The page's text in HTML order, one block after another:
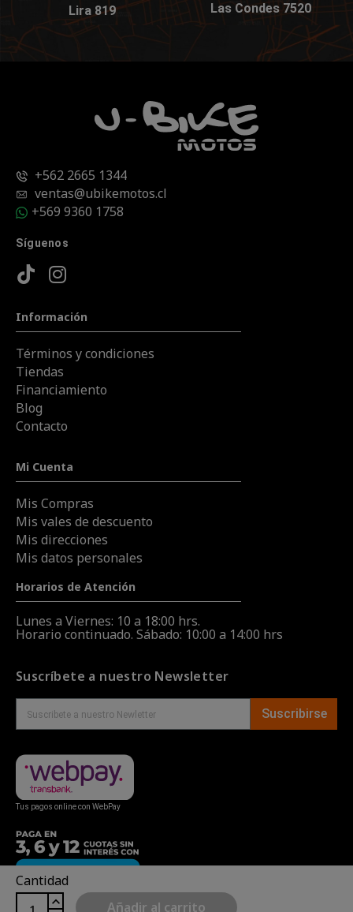
Cantidad
Añadir al carrito
Lira 819 Las Condes 7520
+562 2665 1344
ventas@ubikemotos.cl
+569 9360 1758
Síguenos
Información
Términos y condiciones
Tiendas
Financiamiento
Blog
Contacto
Mi Cuenta
Mis Compras
Mis vales de descuento
Mis direcciones
Mis datos personales
Horarios de Atención
Lunes a Viernes: 10 a 18:00 hrs.
Horario continuado. Sábado: 10:00 a 14:00 hrs
Suscríbete a nuestro Newsletter
Suscribirse
Tus pagos online con WebPay